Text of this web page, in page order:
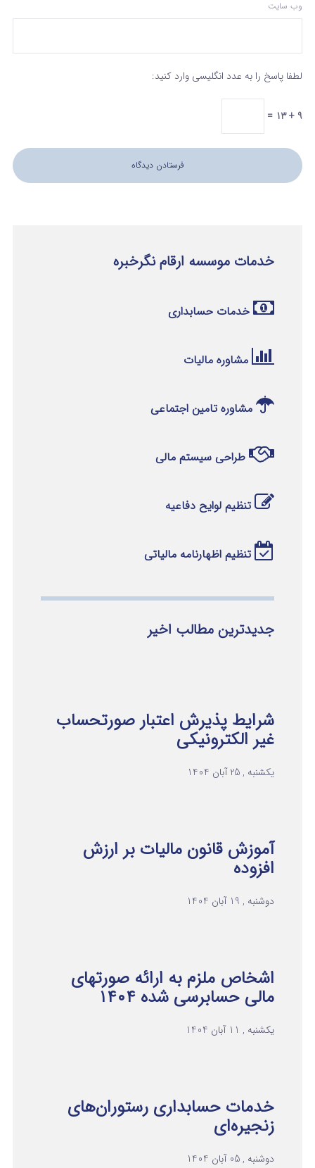
وب‌ سایت
لطفا پاسخ را به عدد انگلیسی وارد کنید:
9 + 13 =
خدمات موسسه ارقام نگرخبره
خدمات حسابداری
مشاوره مالیات
مشاوره تامین اجتماعی
طراحی سیستم مالی
تنظیم لوایح دفاعیه
تنظیم اظهارنامه مالیاتی
جدیدترین مطالب اخیر
شرایط پذیرش اعتبار صورتحساب
غیر الکترونیکی
یکشنبه , 25 آبان 1404
آموزش قانون مالیات بر ارزش
افزوده
دوشنبه , 19 آبان 1404
اشخاص ملزم به ارائه صورتهای
مالی حسابرسی شده ۱۴۰۴
یکشنبه , 11 آبان 1404
خدمات حسابداری رستوران‌های
زنجیره‌ای
دوشنبه , 05 آبان 1404